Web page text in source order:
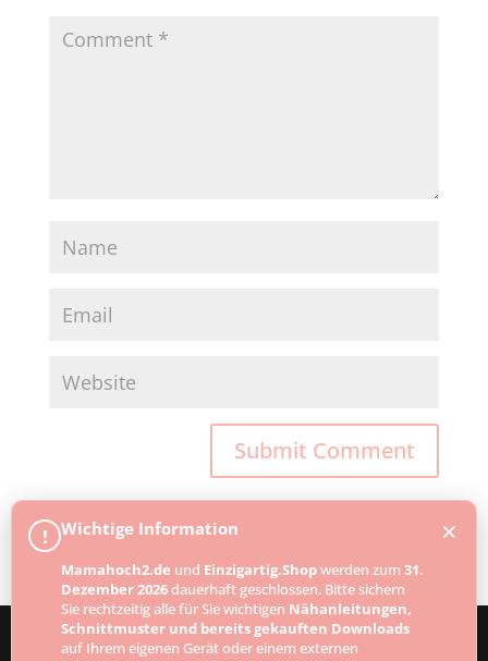
! Wichtige Information
Mamahoch2.de und Einzigartig.Shopwerden zum 31.
Dezember 2026dauerhaft geschlossen. Bitte sichern
Sie rechtzeitig alle für Sie wichtigen Nähanleitungen,
Schnittmuster und bereits gekauften Downloads
auf Ihrem eigenen Gerät oder einem externen
×